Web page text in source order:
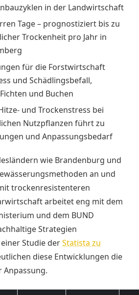
in der Landwirtschaft
Tage – prognostiziert bis zu
Trockenheit pro Jahr in
für die Forstwirtschaft
und Schädlingsbefall,
und Buchen
und Trockenstress bei
Nutzpflanzen führt zu
und Anpassungsbedarf
wie Brandenburg und
an und
trockenresistenteren
arbeitet eng mit dem
und dem BUND
Strategien
Studie derStatista zu
diese Entwicklungen die
Anpassung.